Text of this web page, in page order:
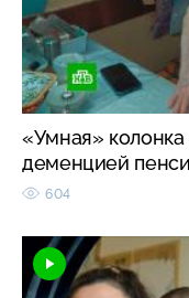
«Умная»
деменцией
604